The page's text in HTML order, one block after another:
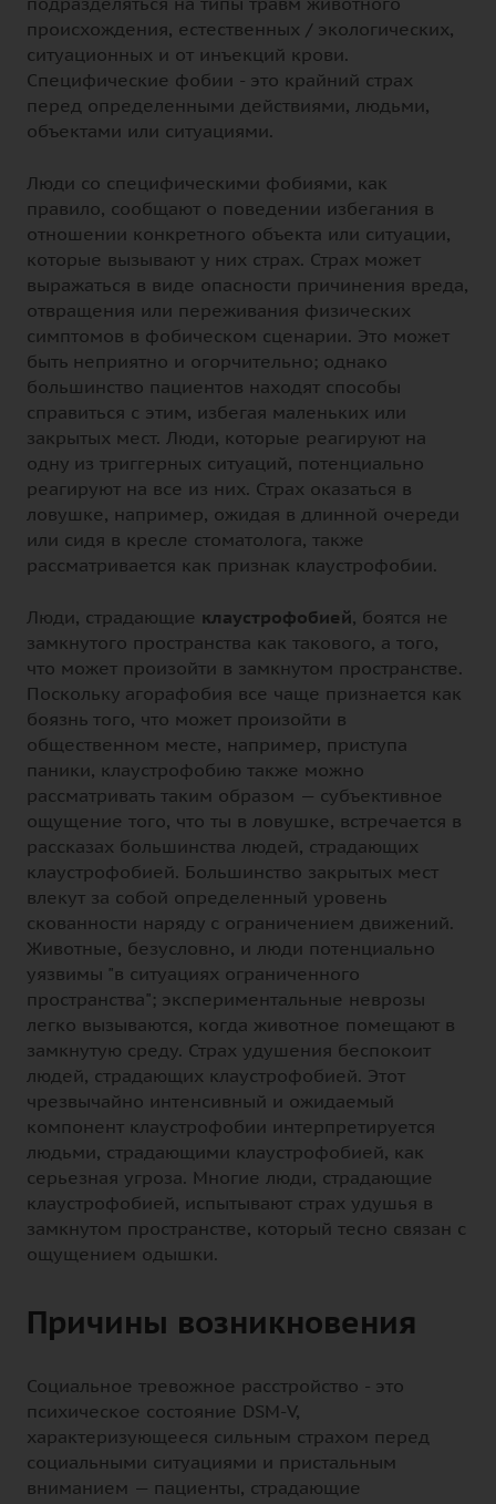
происхождения, естественных / экологических,
ситуационных и от инъекций крови.
Специфические фобии - это крайний страх
перед определенными действиями, людьми,
объектами или ситуациями.
Люди со специфическими фобиями, как
правило, сообщают о поведении избегания в
отношении конкретного объекта или ситуации,
которые вызывают у них страх. Страх может
выражаться в виде опасности причинения вреда,
отвращения или переживания физических
симптомов в фобическом сценарии. Это может
быть неприятно и огорчительно; однако
большинство пациентов находят способы
справиться с этим, избегая маленьких или
закрытых мест. Люди, которые реагируют на
одну из триггерных ситуаций, потенциально
реагируют на все из них. Страх оказаться в
ловушке, например, ожидая в длинной очереди
или сидя в кресле стоматолога, также
рассматривается как признак клаустрофобии.
Люди, страдающие клаустрофобией, боятся не
замкнутого пространства как такового, а того,
что может произойти в замкнутом пространстве.
Поскольку агорафобия все чаще признается как
боязнь того, что может произойти в
общественном месте, например, приступа
паники, клаустрофобию также можно
рассматривать таким образом — субъективное
ощущение того, что ты в ловушке, встречается в
рассказах большинства людей, страдающих
клаустрофобией. Большинство закрытых мест
влекут за собой определенный уровень
скованности наряду с ограничением движений.
Животные, безусловно, и люди потенциально
уязвимы "в ситуациях ограниченного
пространства"; экспериментальные неврозы
легко вызываются, когда животное помещают в
замкнутую среду. Страх удушения беспокоит
людей, страдающих клаустрофобией. Этот
чрезвычайно интенсивный и ожидаемый
компонент клаустрофобии интерпретируется
людьми, страдающими клаустрофобией, как
серьезная угроза. Многие люди, страдающие
клаустрофобией, испытывают страх удушья в
замкнутом пространстве, который тесно связан с
ощущением одышки.
Причины возникновения
Социальное тревожное расстройство - это
психическое состояние DSM-V,
характеризующееся сильным страхом перед
социальными ситуациями и пристальным
вниманием — пациенты, страдающие